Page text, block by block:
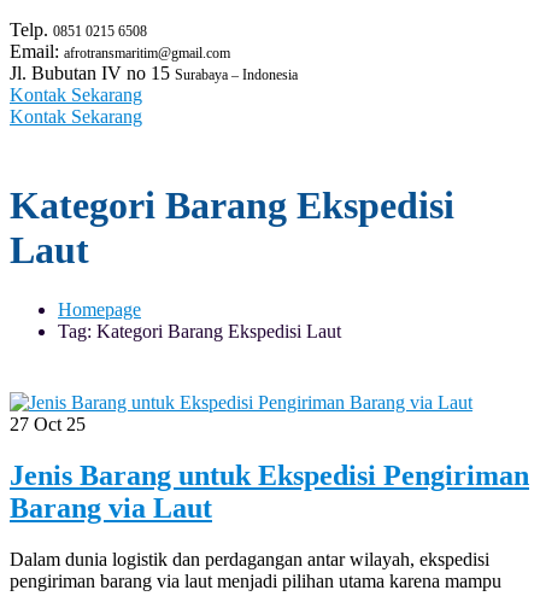
Telp. 0851 0215 6508
Email: afrotransmaritim@gmail.com
Jl. Bubutan IV no 15 Surabaya – Indonesia
Kontak Sekarang
Kontak Sekarang
Kategori Barang Ekspedisi
Laut
Homepage
Tag: Kategori Barang Ekspedisi Laut
27 Oct 25
Jenis Barang untuk Ekspedisi Pengiriman
Barang via Laut
Dalam dunia logistik dan perdagangan antar wilayah, ekspedisi
pengiriman barang via laut menjadi pilihan utama karena mampu